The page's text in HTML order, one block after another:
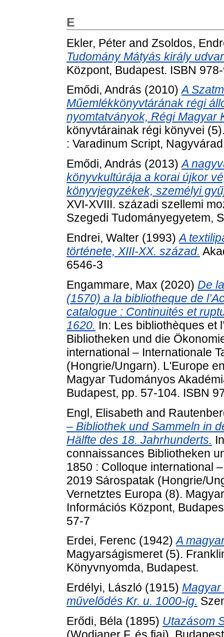
E
Ekler, Péter and Zsoldos,
Tudomány Mátyás király
Központ, Budapest. ISBN
Emődi, András (2010)A
Műemlékkönyvtárának régi
nyomtatványok, Régi Magyar
könyvtárainak régi könyvei
: Varadinum Script,
Emődi, András (2013)A
könyvkultúrája a korai újkor
könyvjegyzékek, személyi
XVI-XVIII. századi szellemi
Szegedi Tudományegyetem,
Endrei, Walter (1993)A
története, XIII-XX. század.
6546-3
Engammare, Max (2020) De
(1570) a la bibliotheque de
catalogue : Continuités et
1620. In: Les bibliothèques et
Bibliotheken und die
international – Internationale
(Hongrie/Ungarn). L'Europe
Magyar Tudományos
Budapest, pp. 57-104. ISBN
Engl, Elisabeth and
– Bibliothek und Sammeln in
Hälfte des 18. Jahrhunderts.
connaissances Bibliotheken
1850 : Colloque international
2019 Sárospatak (Hongrie/
Vernetztes Europa (8).
Információs Központ,
57-7
Erdei, Ferenc (1942)A
Magyarságismeret (5).
Könyvnyomda, Budapest.
Erdélyi, László (1915)
művelődés Kr. u. 1000-ig.
Erődi, Béla (1895) Utazásom